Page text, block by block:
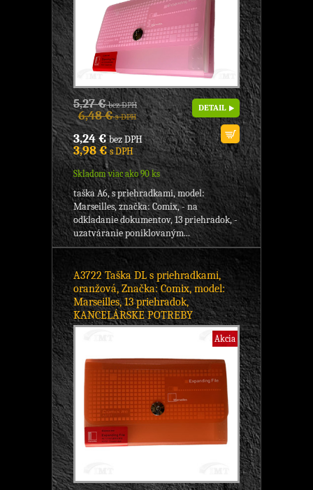
5,27 €bez DPH
6,48 €s DPH
3,24 €bez DPH
3,98 €s DPH
Skladom viac ako 90 ks
DETAIL
taška A6, s priehradkami, model:
Marseilles, značka: Comix, - na
odkladanie dokumentov, 13 priehradok, -
uzatváranie poniklovaným...
A3722 Taška DL s priehradkami,
oranžová, Značka: Comix, model:
Marseilles, 13 priehradok,
KANCELÁRSKE POTREBY
Akcia